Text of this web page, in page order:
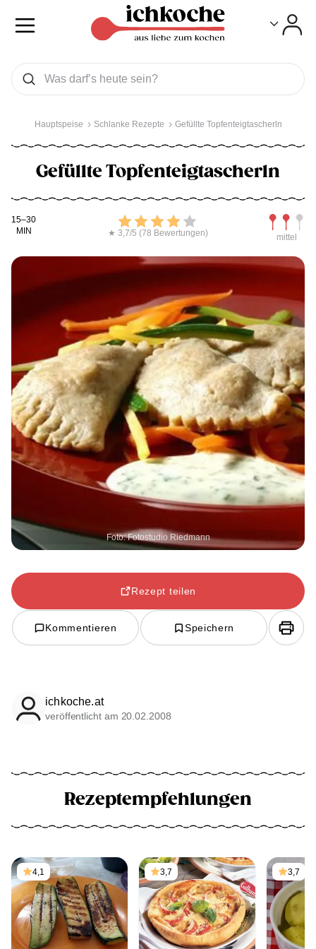
Was wollen Sie suchen
Suchen
Hauptspeise Schlanke Rezepte Gefüllte Topfenteigtascherln
Gefüllte Topfenteigtascherln
Kochdauer
15–30
MIN
Bewerten
★ 3,7/5 (78 Bewertungen) mittel
Foto: Fotostudio Riedmann
Rezept teilen
Kommentieren Speichern
ichkoche.at
veröffentlicht am 20.02.2008
Rezeptempfehlungen
4,1 3,7 3,7